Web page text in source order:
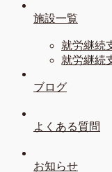
施設一覧
就労継続
就労継続
ブログ
よくある質問
お知らせ